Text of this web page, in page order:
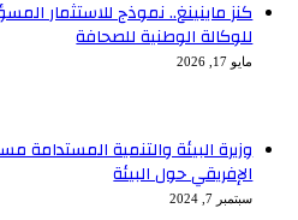
كنز ماينينغ.. نموذج للاستثمار
للوكالة الوطنية للصحافة
مايو 17, 2026
وزيرة البيئة والتنمية المستدامة
الإفريقي حول البيئة
سبتمبر 7, 2024